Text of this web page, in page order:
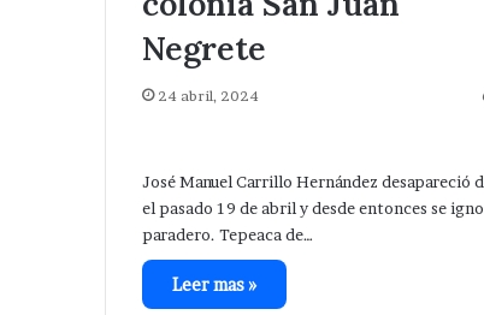
Negrete
24 abril, 2024
José Manuel Carrillo Hernández desapareció
el pasado 19 de abril y desde entonces se
paradero. Tepeaca de…
Leer mas »